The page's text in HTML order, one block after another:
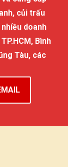
củi trấu
doanh
Bình
Tàu, các